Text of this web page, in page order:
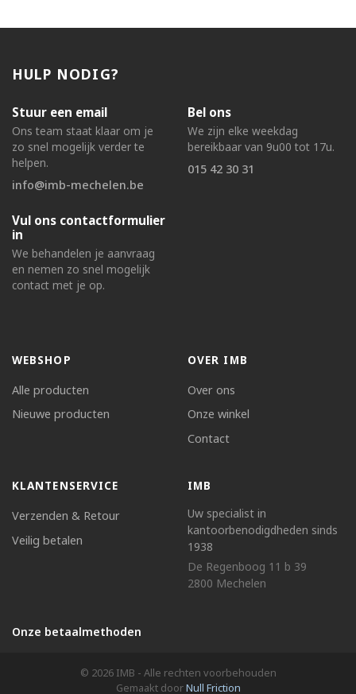
HULP NODIG?
Stuur een email
Ons team staat klaar om je
zo snel mogelijk verder te
helpen.
info@imb-mechelen.be
Bel ons
We zijn elke weekdag
bereikbaar van 9u00 tot 17u.
015 42 30 31
Vul ons contactformulier
in
We behandelen je aanvraag
en nemen zo snel mogelijk
contact met je op.
WEBSHOP
Alle producten
Nieuwe producten
OVER IMB
Over ons
Onze winkel
Contact
KLANTENSERVICE
Verzenden & Retour
Veilig betalen
IMB
Uw specialist in
kantoorbenodigdheden sinds
1938
De Regenboog 11 b 39
2800 Mechelen
Onze betaalmethoden
© 2026 IMB - Alle rechten voorbehouden
Gemaakt doorNull Friction